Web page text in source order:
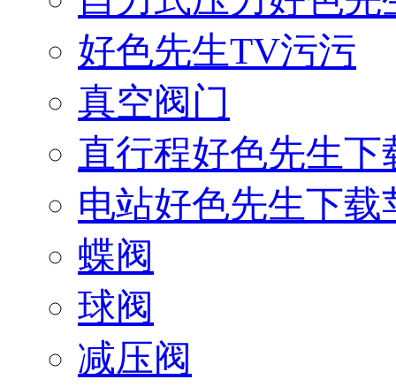
好色先生TV污污
真空阀门
直行程好色先生
电站好色先生下
蝶阀
球阀
减压阀